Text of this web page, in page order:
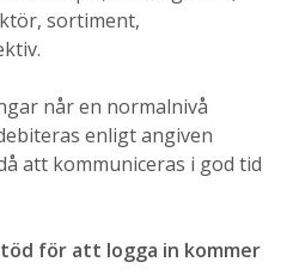
sortiment,
når en normalnivå
enligt angiven
att kommuniceras i god tid
för att logga in kommer